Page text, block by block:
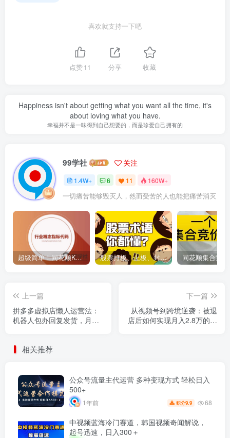
喜欢就支持一下吧
点赞11 分享 收藏
Happiness isn't about getting what you want all the time, it's
about loving what you have.
幸福并不是一味得到自己想要的，而是珍爱自己拥有的
99学社 关注
1.4W+ 6 11 160W+
一切痛苦能够毁灭人，然而受苦的人也能把痛苦消灭
超级简单！同花顺K线界面显示行业概念指标代码图解 股票打板、上板、封板、翘板、炸板是什么意思？炒股你必须懂的暗语！
上一篇
拼多多虚拟店懒人运营法：
机器人包办回复发货，月入
下一篇
从视频号到跨境逆袭：被退
店后如何实现月入2.8万的真
相关推荐
公众号流量主代运营 多种变现方式 轻松日入
500+
1年前 积分9.9 68
中视频蓝海冷门赛道，韩国视频奇闻解说，
起号迅速，日入300＋